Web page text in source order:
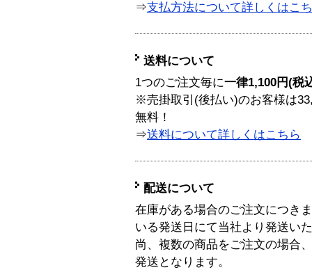
⇒支払方法について詳しくはこ
送料について
1つのご注文毎に一律1,100円(税
※売掛取引(後払い)のお客様は
無料！
⇒送料について詳しくはこちら
配送について
在庫がある場合のご注文につき
いる発送日にて当社より発送い
尚、複数の商品をご注文の場合
発送となります。